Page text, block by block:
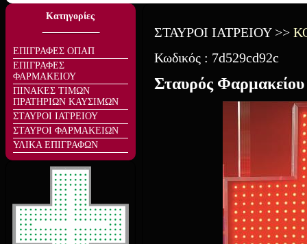
Κατηγορίες
ΕΠΙΓΡΑΦΕΣ ΟΠΑΠ
ΕΠΙΓΡΑΦΕΣ
ΦΑΡΜΑΚΕΙΟΥ
ΠΙΝΑΚΕΣ ΤΙΜΩΝ
ΠΡΑΤΗΡΙΩΝ ΚΑΥΣΙΜΩΝ
ΣΤΑΥΡΟΙ ΙΑΤΡΕΙΟΥ
ΣΤΑΥΡΟΙ ΦΑΡΜΑΚΕΙΩΝ
ΥΛΙΚΑ ΕΠΙΓΡΑΦΩΝ
ΣΤΑΥΡΟΙ ΙΑΤΡΕΙΟΥ>>
Κωδικός : 7d529cd92c
Σταυρός